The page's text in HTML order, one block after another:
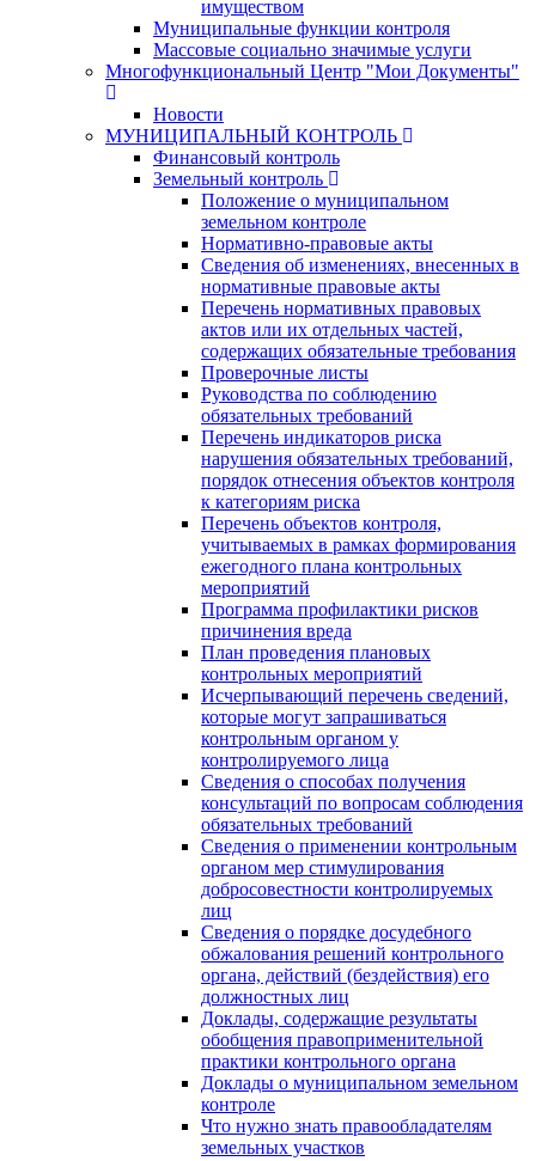
имуществом
Муниципальные функции контроля
Массовые социально значимые услуги
Многофункциональный Центр "Мои Документы"
Новости
МУНИЦИПАЛЬНЫЙ КОНТРОЛЬ
Финансовый контроль
Земельный контроль
Положение о муниципальном
земельном контроле
Нормативно-правовые акты
Сведения об изменениях, внесенных в
нормативные правовые акты
Перечень нормативных правовых
актов или их отдельных частей,
содержащих обязательные требования
Проверочные листы
Руководства по соблюдению
обязательных требований
Перечень индикаторов риска
нарушения обязательных требований,
порядок отнесения объектов контроля
к категориям риска
Перечень объектов контроля,
учитываемых в рамках формирования
ежегодного плана контрольных
мероприятий
Программа профилактики рисков
причинения вреда
План проведения плановых
контрольных мероприятий
Исчерпывающий перечень сведений,
которые могут запрашиваться
контрольным органом у
контролируемого лица
Сведения о способах получения
консультаций по вопросам соблюдения
обязательных требований
Сведения о применении контрольным
органом мер стимулирования
добросовестности контролируемых
лиц
Сведения о порядке досудебного
обжалования решений контрольного
органа, действий (бездействия) его
должностных лиц
Доклады, содержащие результаты
обобщения правоприменительной
практики контрольного органа
Доклады о муниципальном земельном
контроле
Что нужно знать правообладателям
земельных участков